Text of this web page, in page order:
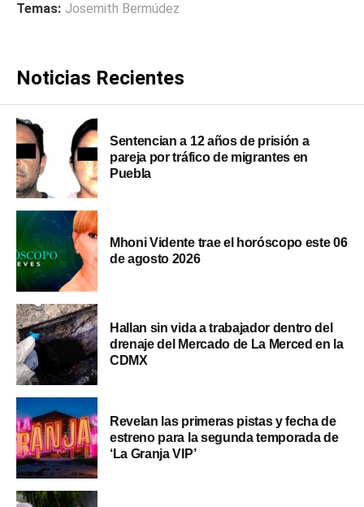
Temas: Josemith Bermúdez
Noticias Recientes
Sentencian a 12 años de prisión a
pareja por tráfico de migrantes en
Puebla
Mhoni Vidente trae el horóscopo este 06
de agosto 2026
Hallan sin vida a trabajador dentro del
drenaje del Mercado de La Merced en la
CDMX
Revelan las primeras pistas y fecha de
estreno para la segunda temporada de
‘La Granja VIP’